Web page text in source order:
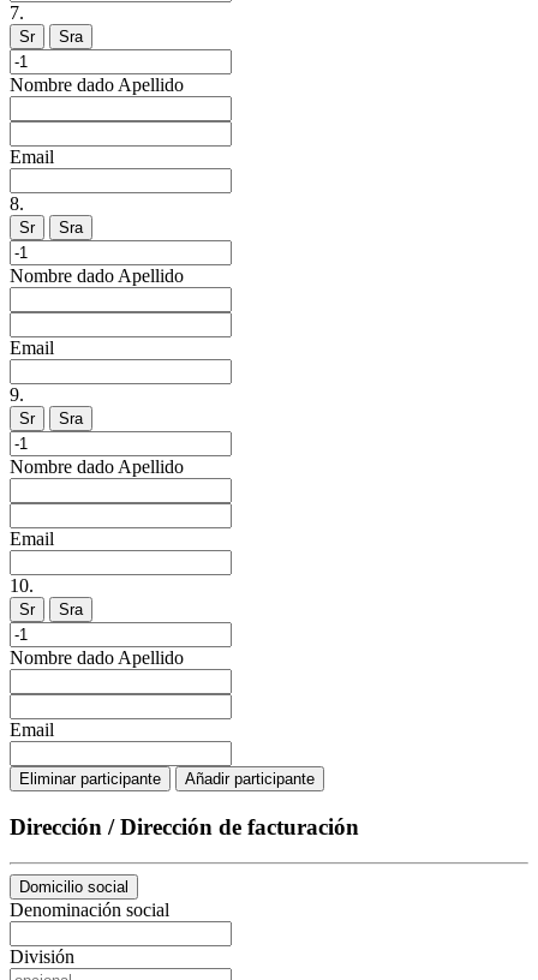
7.
Sr Sra
Nombre dado Apellido
Email
8.
Sr Sra
Nombre dado Apellido
Email
9.
Sr Sra
Nombre dado Apellido
Email
10.
Sr Sra
Nombre dado Apellido
Email
Eliminar participante Añadir participante
Dirección / Dirección de facturación
Domicilio social
Denominación social
División